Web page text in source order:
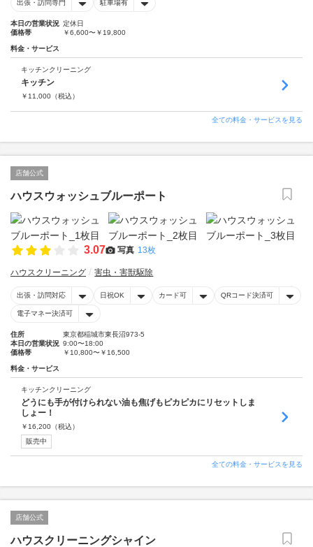
出張・訪問専門 駐車場有
本日の営業状況 定休日
価格帯
￥6,600〜￥19,800
料金・サービス
キッチンクリーニング
キッチン
￥ 11,000 （税込）
全ての料金・サービスを見る
店舗公式
ハウスウォッシュブルーポート
3.07 写真 13枚
ハウスクリーニング 害虫・害獣駆除
出張・訪問対応 日祝OK カード可 QRコード決済可
電子マネー決済可
住所
東京都稲城市東長沼973-5
本日の営業状況 9:00〜18:00
価格帯
￥10,800〜￥16,500
料金・サービス
キッチンクリーニング
どうにも手が付けられない油も焦げもピカピカにリセットしま
しょー！
￥ 16,200 （税込）
販売中
全ての料金・サービスを見る
店舗公式
ハウスクリーニングシャイン